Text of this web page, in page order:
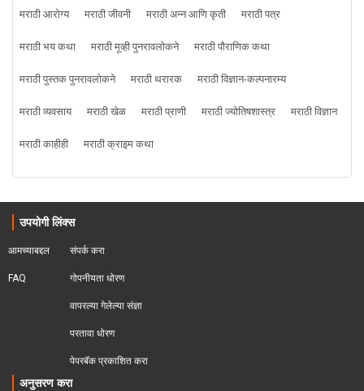
मराठी आरोग्य
मराठी जीवनी मराठी अन्न आणि कृती
मराठी पत्र
मराठी भय कथा
मराठी मूव्ही पुनरावलोकने
मराठी पौराणिक कथा
मराठी पुस्तक पुनरावलोकने
मराठी थरारक
मराठी विज्ञान-कल्पनारम्य
मराठी व्यवसाय
मराठी खेळ मराठी प्राणी मराठी ज्योतिषशास्त्र
मराठी विज्ञान
मराठी काहीही
मराठी क्राइम कथा
उपयोगी लिंक्स
आमच्याबद्दल
FAQ
संपर्क करा
गोपनीयता धोरण
वापरल्या गेलेल्या संज्ञा
परतावा धोरण
पेपरबॅक प्रकाशित करा
अनुसरण करा